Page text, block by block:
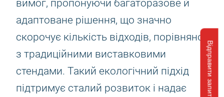
Відправити запит
вимог, пропонуючи багаторазове й
адаптоване рішення, що значно
скорочує кількість відходів, порівняно
з традиційними виставковими
стендами. Такий екологічний підхід
підтримує сталий розвиток і надає